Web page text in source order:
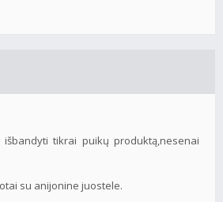
išbandyti tikrai puikų produktą,nesenai
su anijonine juostele.